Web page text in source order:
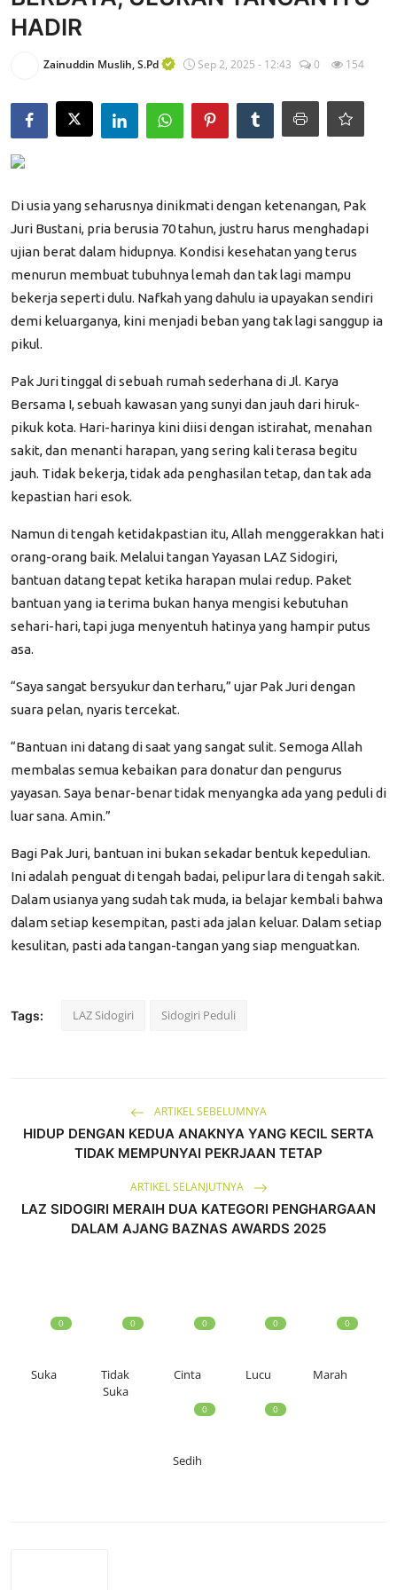
Edukasi ZIS
Contact
Majalah
Gallery
HADIR
Zainuddin Muslih, S.Pd Sep 2, 2025 - 12:43 0 154
Di usia yang seharusnya dinikmati dengan ketenangan, Pak
Juri Bustani, pria berusia 70 tahun, justru harus menghadapi
ujian berat dalam hidupnya. Kondisi kesehatan yang terus
menurun membuat tubuhnya lemah dan tak lagi mampu
bekerja seperti dulu. Nafkah yang dahulu ia upayakan sendiri
demi keluarganya, kini menjadi beban yang tak lagi sanggup ia
pikul.
Pak Juri tinggal di sebuah rumah sederhana di Jl. Karya
Bersama I, sebuah kawasan yang sunyi dan jauh dari hiruk-
pikuk kota. Hari-harinya kini diisi dengan istirahat, menahan
sakit, dan menanti harapan, yang sering kali terasa begitu
jauh. Tidak bekerja, tidak ada penghasilan tetap, dan tak ada
kepastian hari esok.
Namun di tengah ketidakpastian itu, Allah menggerakkan hati
orang-orang baik. Melalui tangan Yayasan LAZ Sidogiri,
bantuan datang tepat ketika harapan mulai redup. Paket
bantuan yang ia terima bukan hanya mengisi kebutuhan
sehari-hari, tapi juga menyentuh hatinya yang hampir putus
asa.
“Saya sangat bersyukur dan terharu,” ujar Pak Juri dengan
suara pelan, nyaris tercekat.
“Bantuan ini datang di saat yang sangat sulit. Semoga Allah
membalas semua kebaikan para donatur dan pengurus
yayasan. Saya benar-benar tidak menyangka ada yang peduli di
luar sana. Amin.”
Bagi Pak Juri, bantuan ini bukan sekadar bentuk kepedulian.
Ini adalah penguat di tengah badai, pelipur lara di tengah sakit.
Dalam usianya yang sudah tak muda, ia belajar kembali bahwa
dalam setiap kesempitan, pasti ada jalan keluar. Dalam setiap
kesulitan, pasti ada tangan-tangan yang siap menguatkan.
Tags: LAZ Sidogiri Sidogiri Peduli
ARTIKEL SEBELUMNYA
HIDUP DENGAN KEDUA ANAKNYA YANG KECIL SERTA
TIDAK MEMPUNYAI PEKRJAAN TETAP
ARTIKEL SELANJUTNYA
LAZ SIDOGIRI MERAIH DUA KATEGORI PENGHARGAAN
DALAM AJANG BAZNAS AWARDS 2025
0
Suka
0
Tidak
Suka
0
Cinta
0
Lucu
0
Marah
0
Sedih
0